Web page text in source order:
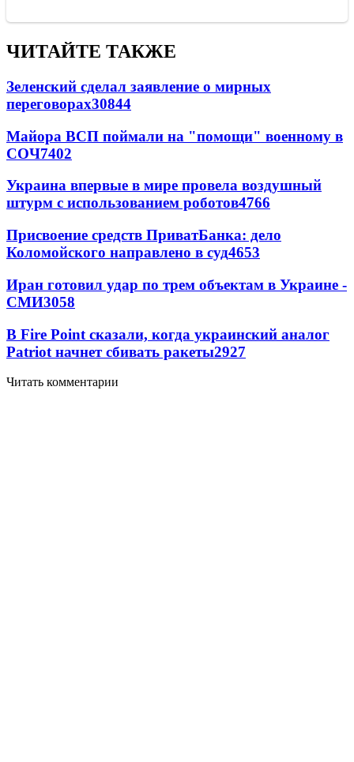
ЧИТАЙТЕ ТАКЖЕ
Зеленский сделал заявление о мирных
переговорах30844
Майора ВСП поймали на "помощи" военному в
СОЧ7402
Украина впервые в мире провела воздушный
штурм с использованием роботов4766
Присвоение средств ПриватБанка: дело
Коломойского направлено в суд4653
Иран готовил удар по трем объектам в Украине -
СМИ3058
В Fire Point сказали, когда украинский аналог
Patriot начнет сбивать ракеты2927
Читать комментарии